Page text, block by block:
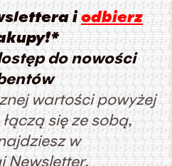
iodbierz
do nowości
wartości powyżej
się ze sobą,
w
Newsletter.